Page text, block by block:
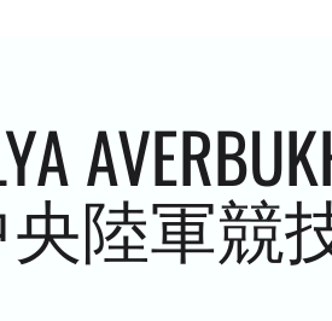
陸軍競